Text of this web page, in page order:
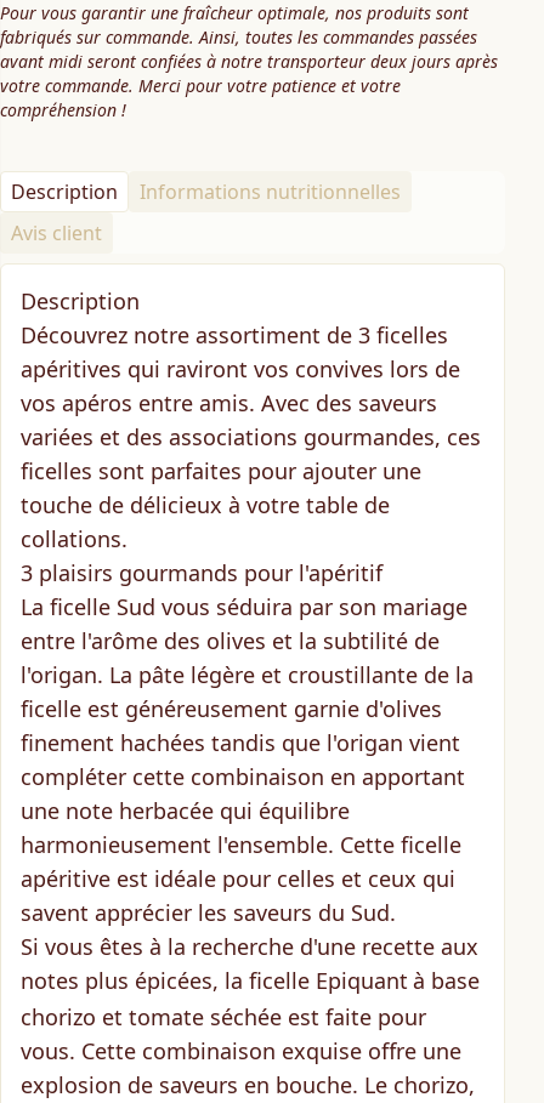
Pour vous garantir une fraîcheur optimale, nos produits sont
fabriqués sur commande. Ainsi, toutes les commandes passées
avant midi seront confiées à notre transporteur deux jours après
votre commande. Merci pour votre patience et votre
compréhension !
Description
Informations nutritionnelles
Avis client
Description
Découvrez notre assortiment de 3 ficelles
apéritives qui raviront vos convives lors de
vos apéros entre amis. Avec des saveurs
variées et des associations gourmandes, ces
ficelles sont parfaites pour ajouter une
touche de délicieux à votre table de
collations.
3 plaisirs gourmands pour l'apéritif
La ficelle Sud vous séduira par son mariage
entre l'arôme des olives et la subtilité de
l'origan. La pâte légère et croustillante de la
ficelle est généreusement garnie d'olives
finement hachées tandis que l'origan vient
compléter cette combinaison en apportant
une note herbacée qui équilibre
harmonieusement l'ensemble. Cette ficelle
apéritive est idéale pour celles et ceux qui
savent apprécier les saveurs du Sud.
Si vous êtes à la recherche d'une recette aux
notes plus épicées, la ficelle Epiquant à base
chorizo et tomate séchée est faite pour
vous. Cette combinaison exquise offre une
explosion de saveurs en bouche. Le chorizo,